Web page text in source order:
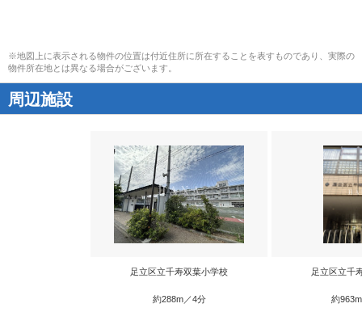
※地図上に表示される物件の位置は付近住所に所在することを表すものであり、実際の
物件所在地とは異なる場合がございます。
周辺施設
足立区立千寿双葉小学校
約288m／4分
足立区立千
約